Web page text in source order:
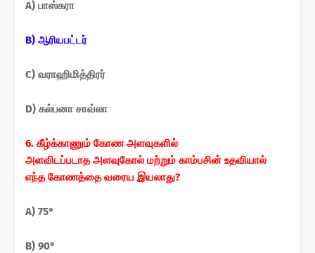
A) பாஸ்கரா
B) ஆரியபட்டர்
C) வராஹிமித்திரர்
D) கல்பனா சாவ்லா
6. கீழ்க்காணும் கோண அளவுகளில்
அளவிடப்படாதஅளவுகோல் மற்றும் காம்பசின் உதவியால்
எந்தகோணத்தை வரைய இயலாது?
A) 75°
B) 90°